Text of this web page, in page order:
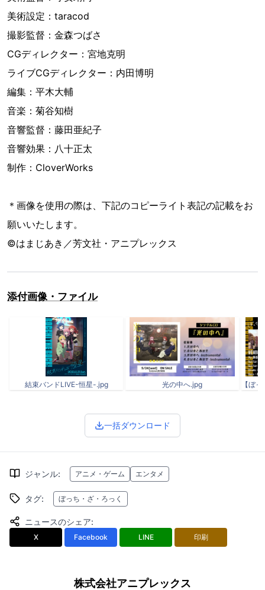
美術設定：taracod
撮影監督：金森つばさ
CGディレクター：宮地克明
ライブCGディレクター：内田博明
編集：平木大輔
音楽：菊谷知樹
音響監督：藤田亜紀子
音響効果：八十正太
制作：CloverWorks
＊画像を使用の際は、下記のコピーライト表記の記載をお
願いいたします。
©はまじあき／芳文社・アニプレックス
添付画像・ファイル
結束バンドLIVE-恒星-.jpg 光の中へ.jpg 【ぼ
一括ダウンロード
ジャンル: アニメ・ゲーム エンタメ
タグ: ぼっち・ざ・ろっく
ニュースのシェア:
X Facebook LINE 印刷
株式会社アニプレックス